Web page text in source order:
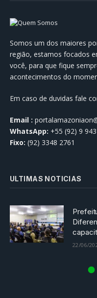
Somos um dos maiores
região, estamos focados
você, para que fique
acontecimentos do
Em caso de duvidas fale
Email :
WhatsApp: +55 (92) 9
Fixo: (92) 3348 2761
ULTIMAS NOTICIAS
22/06/